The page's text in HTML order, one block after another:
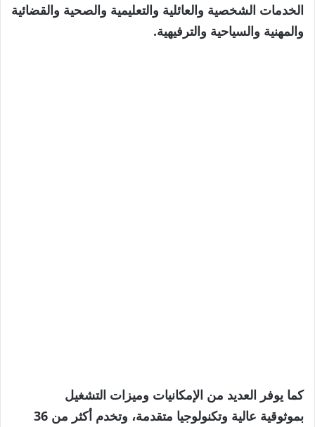
الخدمات الشخصية والعائلية والتعليمية والصحية والقضائية
والمهنية والسياحية والترفيهية.
كما يوفر العديد من الإمكانيات وميزات التشغيل
بموثوقية عالية وتكنولوجيا متقدمة، وتخدم أكثر من 36